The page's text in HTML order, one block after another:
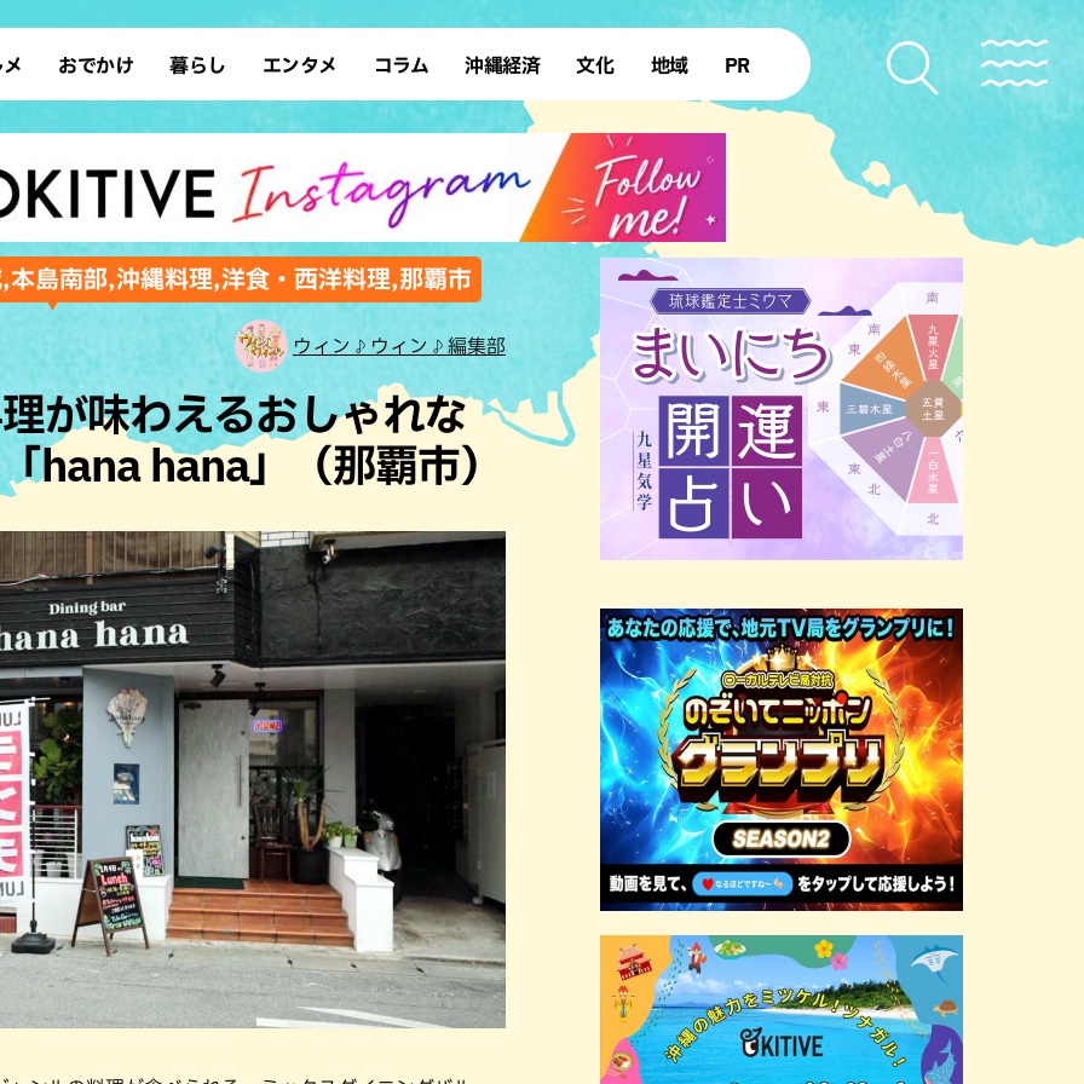
ン 沖縄そば
ウト カフェ
和食・日本料理
理 アジア・エスニック
イタリアン
洋料理 フレンチ
・焼肉 焼鳥・串料理
肉料理 居酒屋・バー
イキング
カレー
ガー タコス・タコライス
おでかけ
デート ドライブ
散歩 ソロ活
歴史 体験
アート
ショッピング ホテル
サウナ 公園
沖縄の海
暮らし
レシピ SDGs
ファッション ローカルニュース
沖縄移住 沖縄旧暦行事
エンタメ
スポーツ 占い
タレント・芸人 テレビ
コラム 沖縄経済 文化
復帰50年
地域
本島北部
本島南部 先島諸島
北部離島
PR
島南部,沖縄料理,洋食・西洋料理,那覇市
ウィン♪ウィン♪編集部
が味わえるおしゃれな
hana hana」（那覇市）